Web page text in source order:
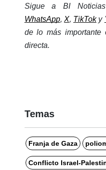
Sigue a BI
WhatsApp, X, TikTok y
de lo más importante
directa.
Temas
Franja de Gaza
Conflicto Israel-